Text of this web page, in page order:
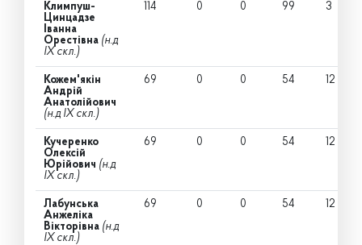
Климпуш-
Цинцадзе
Іванна
Орестівна (н.д
IX скл.)
114 0 0 99 3
Кожем'якін
Андрій
Анатолійович
(н.д IX скл.)
69 0 0 54 12
Кучеренко
Олексій
Юрійович (н.д
IX скл.)
69 0 0 54 12
Лабунська
Анжеліка
Вікторівна (н.д
IX скл.)
69 0 0 54 12